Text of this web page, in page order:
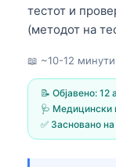
тестот и
(методот на
📖 ~10-12 минути
📝 Објавено: 12
🩺 Медицински
✅ Засновано